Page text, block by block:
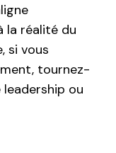
la réalité du
si vous
tournez-
ou